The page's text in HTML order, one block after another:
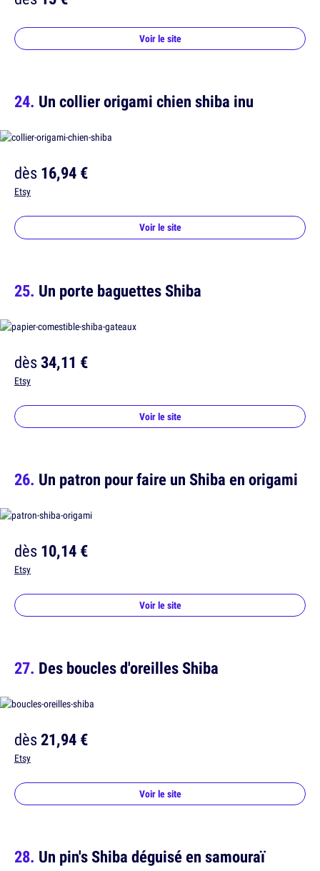
Voir le site
Un collier origami chien shiba inu
dès16,94 €
Etsy
Voir le site
Un porte baguettes Shiba
dès34,11 €
Etsy
Voir le site
Un patron pour faire un Shiba en origami
dès10,14 €
Etsy
Voir le site
Des boucles d'oreilles Shiba
dès21,94 €
Etsy
Voir le site
Un pin's Shiba déguisé en samouraï